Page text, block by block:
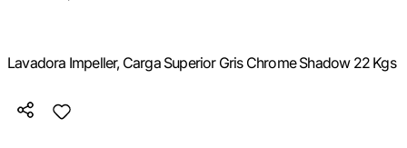
Lavadora Impeller, Carga Superior Gris Chrome Shadow 22 Kgs